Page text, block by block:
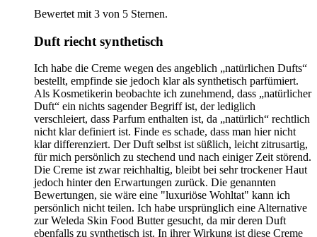
Bewertet mit 3 von 5 Sternen.
Duft riecht synthetisch
Ich habe die Creme wegen des angeblich „natürlichen Dufts“
bestellt, empfinde sie jedoch klar als synthetisch parfümiert.
Als Kosmetikerin beobachte ich zunehmend, dass „natürlicher
Duft“ ein nichts sagender Begriff ist, der lediglich
verschleiert, dass Parfum enthalten ist, da „natürlich“ rechtlich
nicht klar definiert ist. Finde es schade, dass man hier nicht
klar differenziert. Der Duft selbst ist süßlich, leicht zitrusartig,
für mich persönlich zu stechend und nach einiger Zeit störend.
Die Creme ist zwar reichhaltig, bleibt bei sehr trockener Haut
jedoch hinter den Erwartungen zurück. Die genannten
Bewertungen, sie wäre eine "luxuriöse Wohltat" kann ich
persönlich nicht teilen. Ich habe ursprünglich eine Alternative
zur Weleda Skin Food Butter gesucht, da mir deren Duft
ebenfalls zu synthetisch ist. In ihrer Wirkung ist diese Creme